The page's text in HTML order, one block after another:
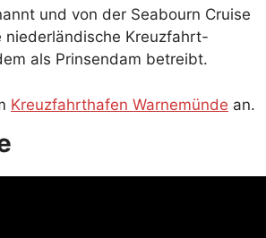
und von der Seabourn Cruise
Kreuzfahrt-
als Prinsendam betreibt.
Kreuzfahrthafen Warnemünde an.